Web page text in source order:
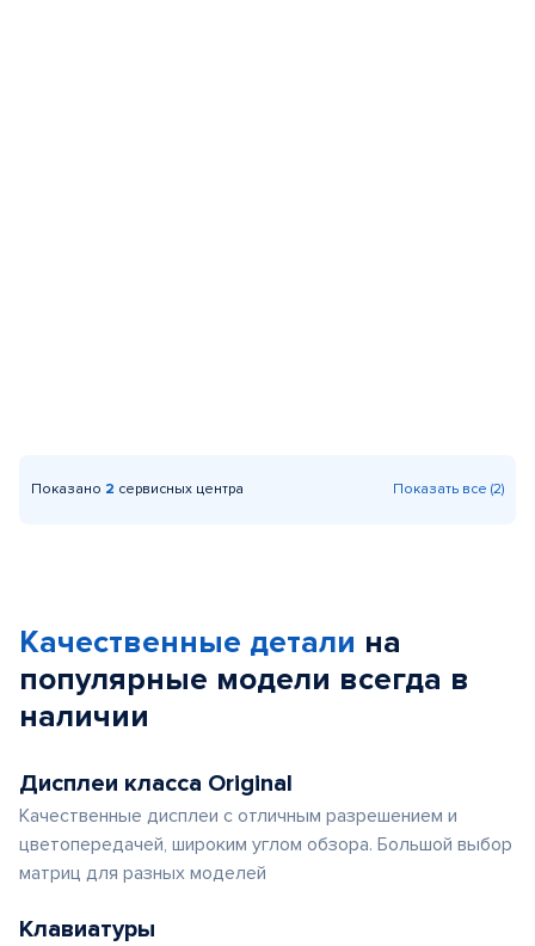
Показано 2 сервисных центра Показать все (2)
Качественные детали на
популярные модели всегда в
наличии
Дисплеи класса Original
Качественные дисплеи с отличным разрешением и
цветопередачей, широким углом обзора. Большой выбор
матриц для разных моделей
Клавиатуры